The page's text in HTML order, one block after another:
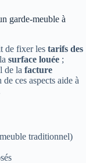
garde-meuble à
de fixer les tarifs des
surface louée ;
de la facture
ces aspects aide à
traditionnel)